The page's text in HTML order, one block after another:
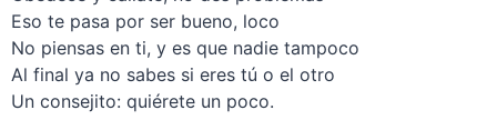
Eso te pasa por ser bueno, loco
No piensas en ti, y es que nadie tampoco
Al final ya no sabes si eres tú o el otro
Un consejito: quiérete un poco.